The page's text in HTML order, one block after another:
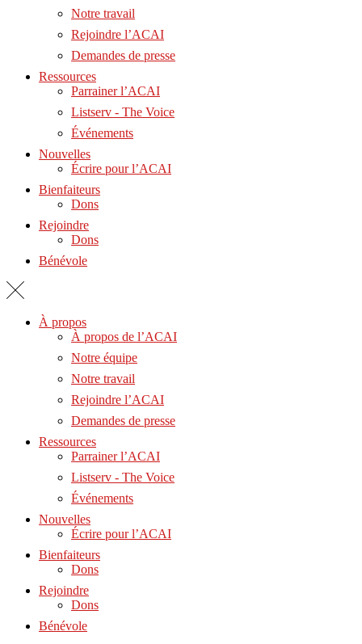
Notre travail
Rejoindre l’ACAI
Demandes de presse
Ressources
Parrainer l’ACAI
Listserv - The Voice
Événements
Nouvelles
Écrire pour l’ACAI
Bienfaiteurs
Dons
Rejoindre
Dons
Bénévole
À propos
À propos de l’ACAI
Notre équipe
Notre travail
Rejoindre l’ACAI
Demandes de presse
Ressources
Parrainer l’ACAI
Listserv - The Voice
Événements
Nouvelles
Écrire pour l’ACAI
Bienfaiteurs
Dons
Rejoindre
Dons
Bénévole